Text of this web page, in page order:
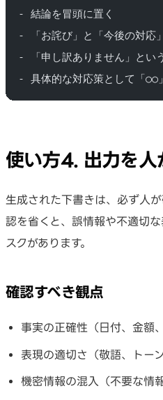
- 結論を冒頭に置く
- 「お詫び」と「今後の対応
- 「申し訳ありません」とい
- 具体的な対応策として「○○
使い方4. 出力を人
生成された下書きは、必ず人
認を省くと、誤情報や不適切
スクがあります。
確認すべき観点
事実の正確性（日付、金額
表現の適切さ（敬語、トー
機密情報の混入（不要な情